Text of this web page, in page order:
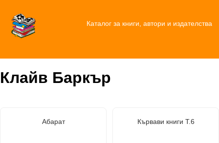
Каталог за книги, автори и издателства
Клайв Баркър
Абарат Кървави книги Т.6